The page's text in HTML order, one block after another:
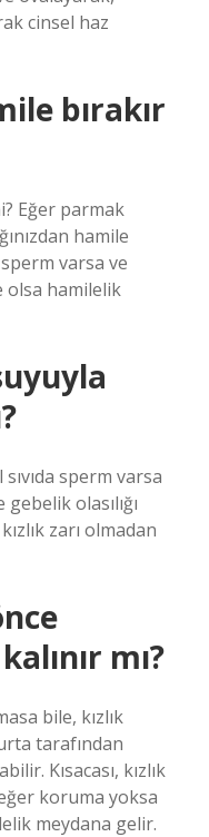
cinsel haz
bırakır
Eğer parmak
hamile
varsa ve
olsa hamilelik
sperm varsa
olasılığı
zarı olmadan
mı?
bile, kızlık
tarafından
Kısacası, kızlık
koruma yoksa
meydana gelir.